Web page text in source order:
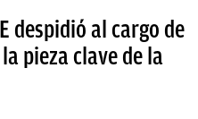
despidió al cargo de
pieza clave de la